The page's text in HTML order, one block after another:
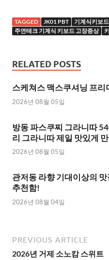
TAGGED JK01 PBT 기계식키보
주연테크 기계식 키보드 고장증상
RELATED POSTS
스케쳐스 맥스쿠셔닝 프리
2026년 08월 05일
방동 파스쿠찌 그라니따
리 그라니따 제일 맛있게
2026년 08월 05일
관저동 라향 기대이상의
추천함!
2026년 08월 04일
PREVIOUS ARTICLE
2026년 거제 소노캄 스위트